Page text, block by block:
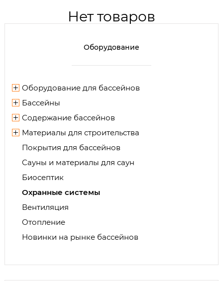
Нет товаров
Оборудование
Оборудование для бассейнов
Бассейны
Содержание бассейнов
Материалы для строительства
Покрытия для бассейнов
Сауны и материалы для саун
Биосептик
Охранные системы
Вентиляция
Отопление
Новинки на рынке бассейнов